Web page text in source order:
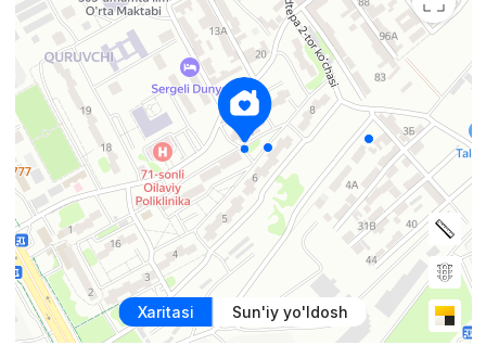
Xaritasi Sun'iy yo'ldosh